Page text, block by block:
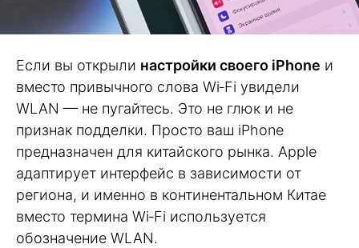
Если вы открыли настройки своего iPhone и
вместо привычного слова Wi‑Fi увидели
WLAN — не пугайтесь. Это не глюк и не
признак подделки. Просто ваш iPhone
предназначен для китайского рынка. Apple
адаптирует интерфейс в зависимости от
региона, и именно в континентальном Китае
вместо термина Wi‑Fi используется
обозначение WLAN.